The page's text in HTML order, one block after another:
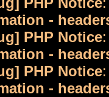
-
PHP Notice
-
PHP Notice
-